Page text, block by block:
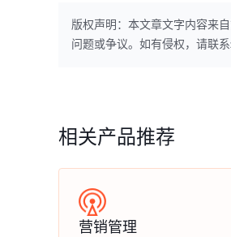
版权声明：本文章文字内容来
问题或争议。如有侵权，请联
相关产品推荐
营销管理